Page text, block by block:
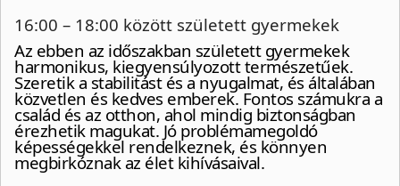
16:00 – 18:00 között született gyermekek
Az ebben az időszakban született gyermekek
harmonikus, kiegyensúlyozott természetűek.
Szeretik a stabilitást és a nyugalmat, és általában
közvetlen és kedves emberek. Fontos számukra a
család és az otthon, ahol mindig biztonságban
érezhetik magukat. Jó problémamegoldó
képességekkel rendelkeznek, és könnyen
megbirkóznak az élet kihívásaival.